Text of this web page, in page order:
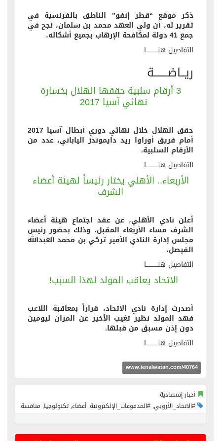
ذكر موقع “قطر إنفو” الناطق بالفرنسية في
تقرير له، أن ولي العهد محمد بن سلمان، نجح في
جمع 41 دولة لمكافحة الإرهاب بجميع أشكاله،
التفاصيل هنــــــــــــا
ريــاضـــــــة
3 أرقام سلبية حققها الهلال بخسارة
نهائي آسيا 2017
حقق الهلال خلال نهائي دوري أبطال آسيا 2017
أمام فريق أوراوا ريد دايموندز الياباني، عدد من
الأرقام السلبية.
التفاصيل هنــــــــــــا
الأربعاء.. الأهلي يختار رئيساً لهيئة أعضاء
الشرف
أعلن نادي الأهلي، عن عقد اجتماع هيئة أعضاء
الشرف مساء الأربعاء المقبل، وذلك بحضور رئيس
مجلس إدارة النادي الأمير تركي بن محمد العبدالله
الفيصل،
التفاصيل هنــــــــــــا
الاتحاد يعاقب المولد لهذا السبب!
أصدرت إدارة نادي الاتحاد، قراراً بمعاقبة اللاعب
فهد المولد نظير تغيب الأخير عن المران ليومين
دون إذن مسبق من قبلها.
التفاصيل هنــــــــــــا
www.ienalwatan.com/40764
أخبار إقتصادية
#الاتحاد_الأروبي, #المدفوعات_الإلكترونية, أعضاء, تكنولوجيا, منافسة